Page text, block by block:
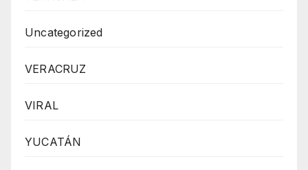
Uncategorized
VERACRUZ
VIRAL
YUCATÁN